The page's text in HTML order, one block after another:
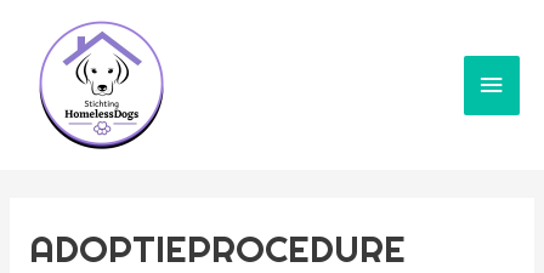
ADOPTIEPROCEDURE